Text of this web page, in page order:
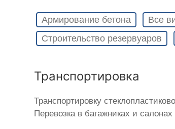
Армирование бетона Все
Строительство резервуаров
Транспортировка
Транспортировку
Перевозка в багажниках и